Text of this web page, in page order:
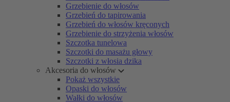
Grzebienie do włosów
Grzebień do tapirowania
Grzebień do włosów kręconych
Grzebienie do strzyżenia włosów
Szczotka tunelowa
Szczotki do masażu głowy
Szczotki z włosia dzika
Akcesoria do włosów
Pokaż wszystkie
Opaski do włosów
Wałki do włosów